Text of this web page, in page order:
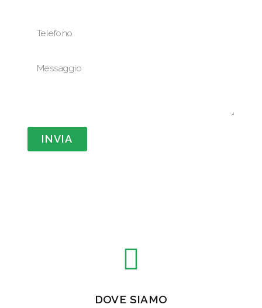
INVIA
DOVE SIAMO